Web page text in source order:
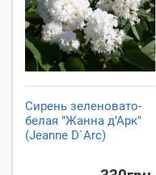
Сирень зеленовато-
белая "Жанна д’Арк"
(Jeanne D`Arc)